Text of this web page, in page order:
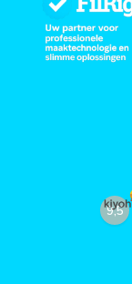
9,5